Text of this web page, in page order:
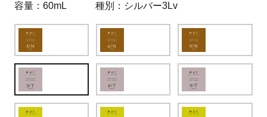
容量 60mL 種別 シルバー3Lv